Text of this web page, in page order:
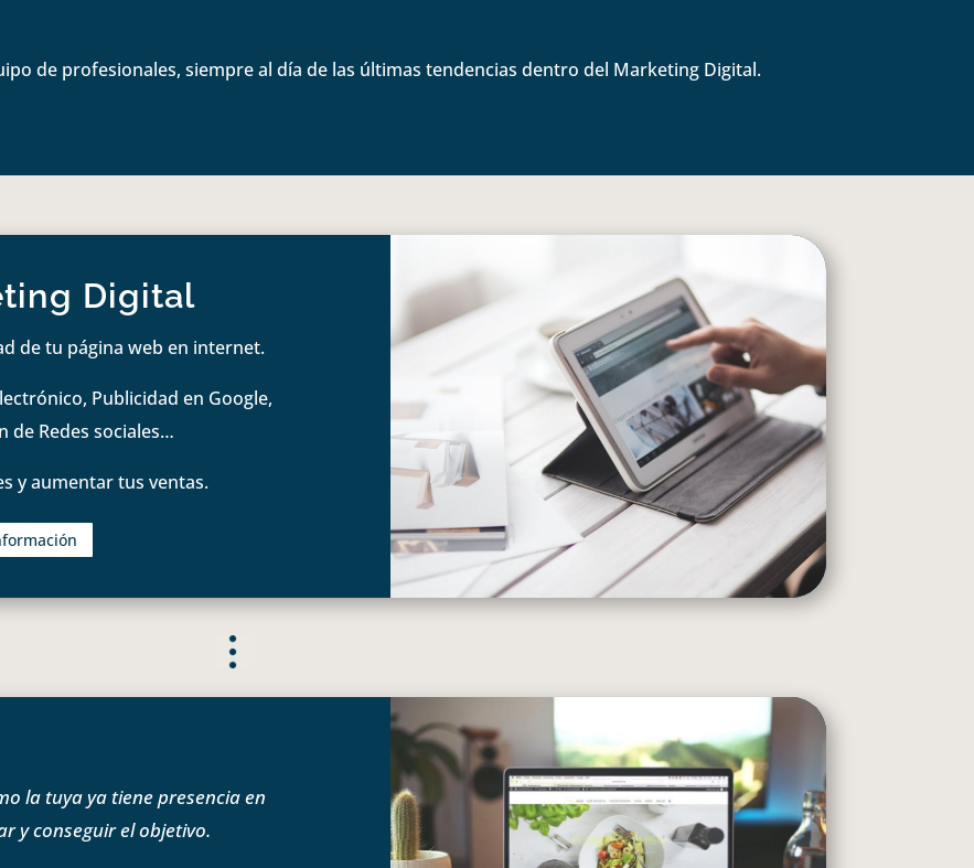
de profesionales, siempre al día de las últimas tendencias dentro del Marketing Digital.
Digital
de tu página web en internet.
Publicidad en Google,
de Redes sociales…
y aumentar tus ventas.
la tuya ya tiene presencia en
y conseguir el objetivo.